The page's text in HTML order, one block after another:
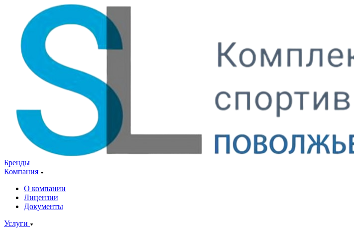
Бренды
Компания
О компании
Лицензии
Документы
Услуги